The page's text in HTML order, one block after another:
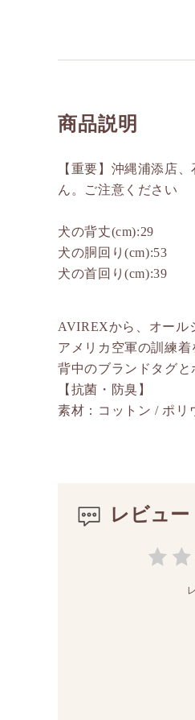
商品説明
【重要】沖縄浦添店
ん。ご注意ください
犬の背丈(cm):29
犬の胴回り(cm):53
犬の首回り(cm):39
AVIREXから、オール
アメリカ空軍の訓練
背中のブランドタグと
【抗菌・防臭】
素材：コットン / ポリ
レビュー